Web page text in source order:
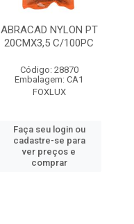
ABRACAD NYLON PT
20CMX3,5 C/100PC
Código: 28870
Embalagem: CA1
FOXLUX
Faça seu login ou
cadastre-se para
ver preços e
comprar